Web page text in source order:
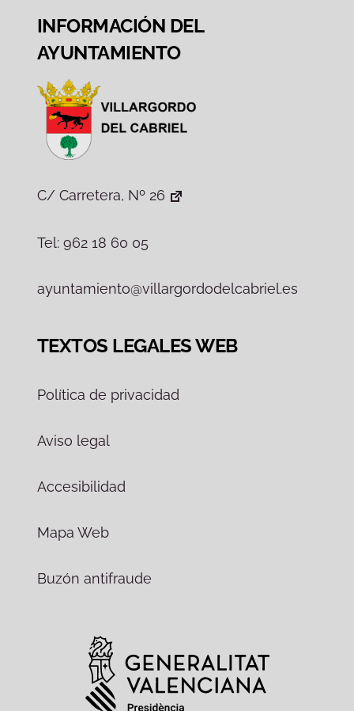
INFORMACIÓN DEL
AYUNTAMIENTO
C/ Carretera, Nº 26
Tel: 962 18 60 05
ayuntamiento@villargordodelcabriel.es
TEXTOS LEGALES WEB
Política de privacidad
Aviso legal
Accesibilidad
Mapa Web
Buzón antifraude